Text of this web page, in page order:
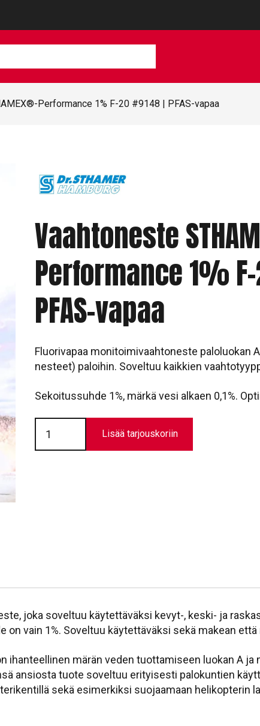
Performance 1% F-20 #9148 | PFAS-vapaa
Vaahtoneste
Performance 1% F-
PFAS-vapaa
Fluorivapaa monitoimivaahtoneste paloluokan
nesteet) paloihin. Soveltuu kaikkien
Sekoitussuhde 1%, märkä vesi alkaen 0,1%.
Vaahtoneste
STHAMEX®-
Performance
1%
Lisää tarjouskoriin
joka soveltuu käytettäväksi kevyt-, keski- ja
vain 1%. Soveltuu käytettäväksi sekä makean
märän veden tuottamiseen luokan A ja
ansiosta tuote soveltuu erityisesti palokuntien
sekä esimerkiksi suojaamaan helikopterin